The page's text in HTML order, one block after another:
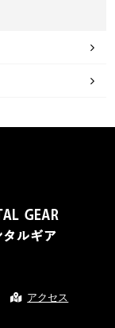
アクセス